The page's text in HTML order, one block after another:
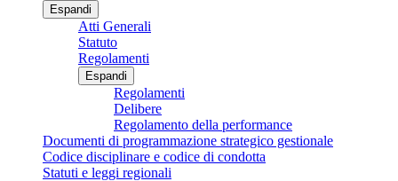
Espandi
Atti Generali
Statuto
Regolamenti
Espandi
Regolamenti
Delibere
Regolamento della performance
Documenti di programmazione strategico gestionale
Codice disciplinare e codice di condotta
Statuti e leggi regionali